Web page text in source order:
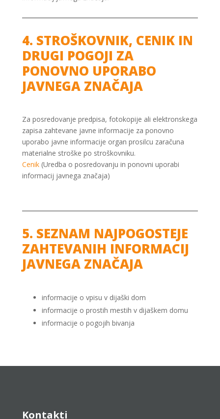
4. STROŠKOVNIK, CENIK IN
DRUGI POGOJI ZA
PONOVNO UPORABO
JAVNEGA ZNAČAJA
Za posredovanje predpisa, fotokopije ali elektronskega
zapisa zahtevane javne informacije za ponovno
uporabo javne informacije organ prosilcu zaračuna
materialne stroške po stroškovniku.
Cenik (Uredba o posredovanju in ponovni uporabi
informacij javnega značaja)
5. SEZNAM NAJPOGOSTEJE
ZAHTEVANIH INFORMACIJ
JAVNEGA ZNAČAJA
informacije o vpisu v dijaški dom
informacije o prostih mestih v dijaškem domu
informacije o pogojih bivanja
Kontakti